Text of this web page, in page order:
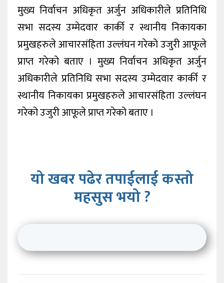
मुख्य निर्वाचन अधिकृत अर्जुन अधिकारीले प्रतिनिधि
सभा सदस्य उम्मेदवार कार्की र स्थानीय निकायका
प्रमुखहरुले आचारसंहिता उल्लंघन गरेको उजुरी आफूले
प्राप्त गरेको बताए । मुख्य निर्वाचन अधिकृत अर्जुन
अधिकारीले प्रतिनिधि सभा सदस्य उम्मेदवार कार्की र
स्थानीय निकायका प्रमुखहरुले आचारसंहिता उल्लंघन
गरेको उजुरी आफूले प्राप्त गरेको बताए ।
यो खबर पढेर तपाईलाई कस्तो
महसुस भयो ?